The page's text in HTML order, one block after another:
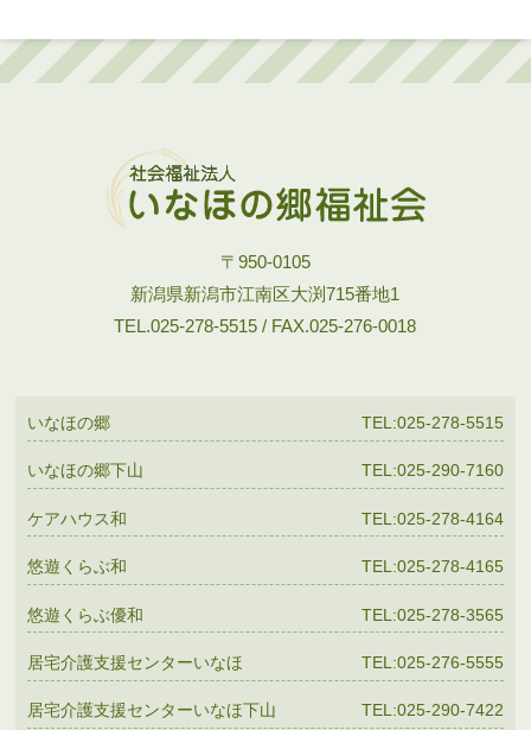
〒950-0105
新潟県新潟市江南区大渕715番地1
TEL.025-278-5515 / FAX.025-276-0018
いなほの郷 TEL:025-278-5515
いなほの郷下山 TEL:025-290-7160
ケアハウス和 TEL:025-278-4164
悠遊くらぶ和 TEL:025-278-4165
悠遊くらぶ優和 TEL:025-278-3565
居宅介護支援センターいなほ TEL:025-276-5555
居宅介護支援センターいなほ下山 TEL:025-290-7422